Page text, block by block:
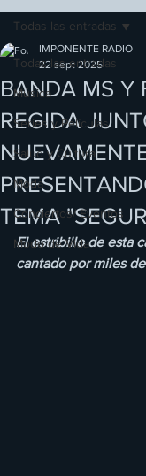
Todas las entradas
Música
Series y Películas
Salud y Cultura
Moda
Conciertos/ Eventos
Modo de Vida
Todas las entradas
BANDA MS Y
REGIDA
TEMA
IMPONENTE RADIO
22 sept 2025
El estribillo de esta
cantado por miles